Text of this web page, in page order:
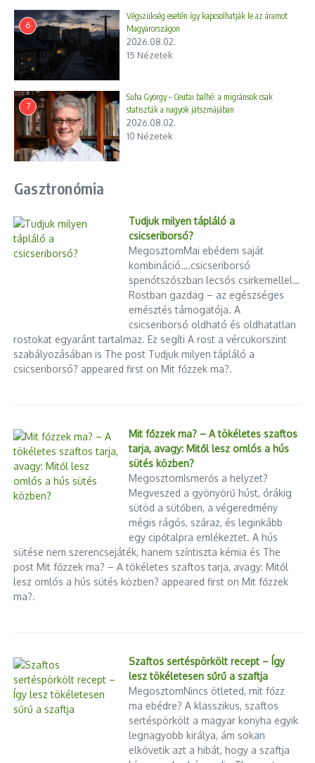
6
Végszükség esetén így kapcsolhatják le az áramot
Magyarországon
2026.08.02.
15 Nézetek
7
Suha György – Ceutai balhé: a migránsok csak
statiszták a nagyok játszmájában
2026.08.02.
10 Nézetek
Gasztronómia
Tudjuk milyen tápláló a
csicseriborsó?
MegosztomMai ebédem saját
kombináció….csicseriborsó
spenótszószban lecsós csirkemellel…
Rostban gazdag – az egészséges
emésztés támogatója. A
csicseriborsó oldható és oldhatatlan
rostokat egyaránt tartalmaz. Ez segíti A rost a vércukorszint
szabályozásában is The post Tudjuk milyen tápláló a
csicseriborsó? appeared first on Mit főzzek ma?.
Mit főzzek ma? – A tökéletes szaftos
tarja, avagy: Mitől lesz omlós a hús
sütés közben?
MegosztomIsmerős a helyzet?
Megveszed a gyönyörű húst, órákig
sütöd a sütőben, a végeredmény
mégis rágós, száraz, és leginkább
egy cipőtalpra emlékeztet. A hús
sütése nem szerencsejáték, hanem színtiszta kémia és The
post Mit főzzek ma? – A tökéletes szaftos tarja, avagy: Mitől
lesz omlós a hús sütés közben? appeared first on Mit főzzek
ma?.
Szaftos sertéspörkölt recept – Így
lesz tökéletesen sűrű a szaftja
MegosztomNincs ötleted, mit főzz
ma ebédre? A klasszikus, szaftos
sertéspörkölt a magyar konyha egyik
legnagyobb királya, ám sokan
elkövetik azt a hibát, hogy a szaftja